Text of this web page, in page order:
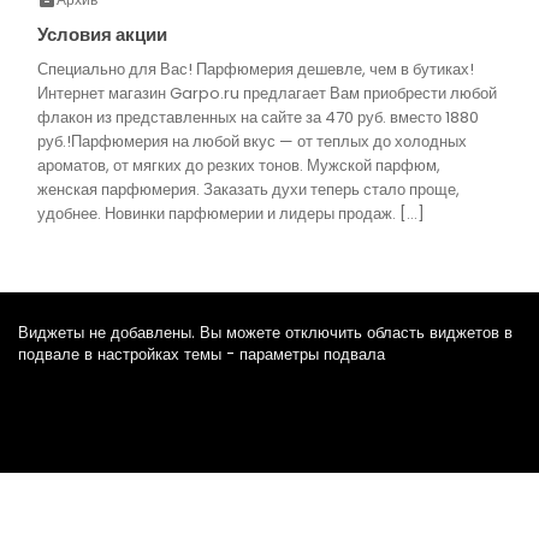
Условия акции
Специально для Вас! Парфюмерия дешевле, чем в бутиках!
Интернет магазин Garpo.ru предлагает Вам приобрести любой
флакон из представленных на сайте за 470 руб. вместо 1880
руб.!Парфюмерия на любой вкус — от теплых до холодных
ароматов, от мягких до резких тонов. Мужской парфюм,
женская парфюмерия. Заказать духи теперь стало проще,
удобнее. Новинки парфюмерии и лидеры продаж. […]
Виджеты не добавлены. Вы можете отключить область виджетов в
подвале в настройках темы - параметры подвала